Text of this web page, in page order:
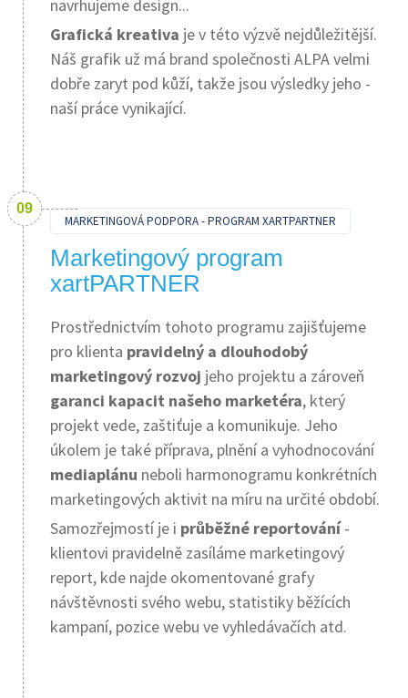
navrhujeme design...
Grafická kreativa je v této výzvě nejdůležitější.
Náš grafik už má brand společnosti ALPA velmi
dobře zaryt pod kůží, takže jsou výsledky jeho -
naší práce vynikající.
MARKETINGOVÁ PODPORA - PROGRAM XARTPARTNER
Marketingový program
xartPARTNER
Prostřednictvím tohoto programu zajišťujeme
pro klienta pravidelný a dlouhodobý
marketingový rozvoj jeho projektu a zároveň
garanci kapacit našeho marketéra, který
projekt vede, zaštiťuje a komunikuje. Jeho
úkolem je také příprava, plnění a vyhodnocování
mediaplánu neboli harmonogramu konkrétních
marketingových aktivit na míru na určité období.
Samozřejmostí je i průběžné reportování-
klientovi pravidelně zasíláme marketingový
report, kde najde okomentované grafy
návštěvnosti svého webu, statistiky běžících
kampaní, pozice webu ve vyhledávačích atd.